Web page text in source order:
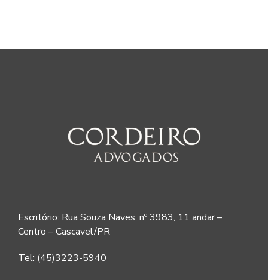
Escritório: Rua Souza Naves, nº 3983, 11 andar –
Centro – Cascavel/PR
Tel: (45)3223-5940